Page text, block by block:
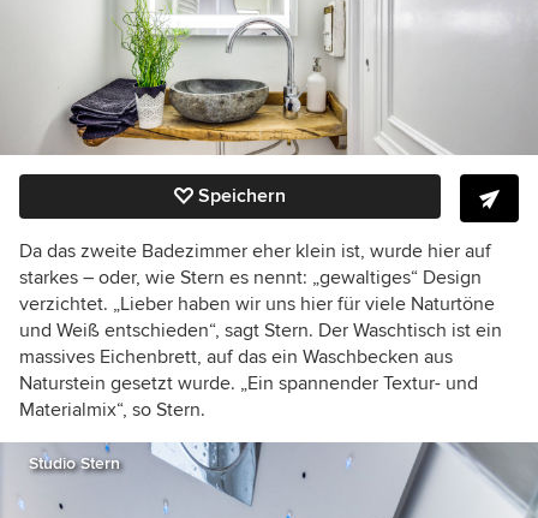
Speichern
Da das zweite Badezimmer eher klein ist, wurde hier auf
starkes – oder, wie Stern es nennt: „gewaltiges“ Design
verzichtet. „Lieber haben wir uns hier für viele Naturtöne
und Weiß entschieden“, sagt Stern. Der Waschtisch ist ein
massives Eichenbrett, auf das ein Waschbecken aus
Naturstein gesetzt wurde. „Ein spannender Textur- und
Materialmix“, so Stern.
Studio Stern